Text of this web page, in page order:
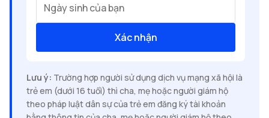
Ngày sinh của bạn
Xác nhận
Lưu ý: Trường hợp người sử dụng dịch vụ mạng xã hội là
trẻ em (dưới 16 tuổi) thì cha, mẹ hoặc người giám hộ
theo pháp luật dân sự của trẻ em đăng ký tài khoản